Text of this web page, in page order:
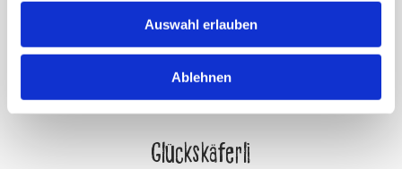
Auswahl erlauben
Ablehnen
Glückskäferli